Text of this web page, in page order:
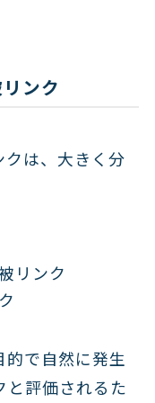
ンク
クは、大きく分
リンク
で自然に発生
と評価されるた